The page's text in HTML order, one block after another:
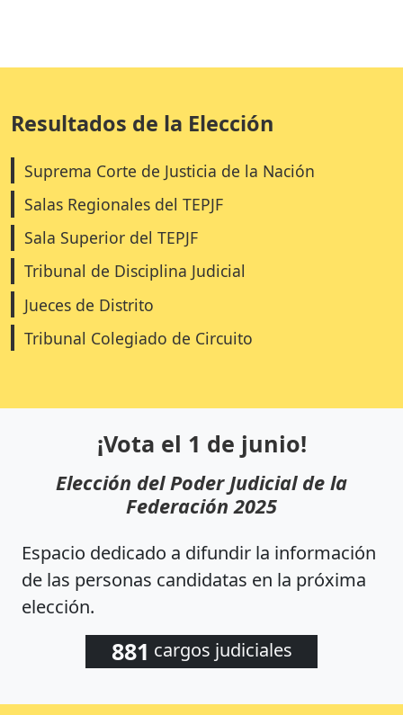
Resultados de la Elección
Suprema Corte de Justicia de la Nación
Salas Regionales del TEPJF
Sala Superior del TEPJF
Tribunal de Disciplina Judicial
Jueces de Distrito
Tribunal Colegiado de Circuito
¡Vota el 1 de junio!
Elección del Poder Judicial de la
Federación 2025
Espacio dedicado a difundir la información
de las personas candidatas en la próxima
elección.
881 cargos judiciales